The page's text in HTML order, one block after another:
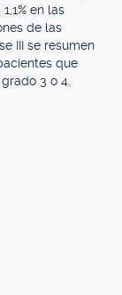
en las
de las
III se resumen
que
3 o 4.